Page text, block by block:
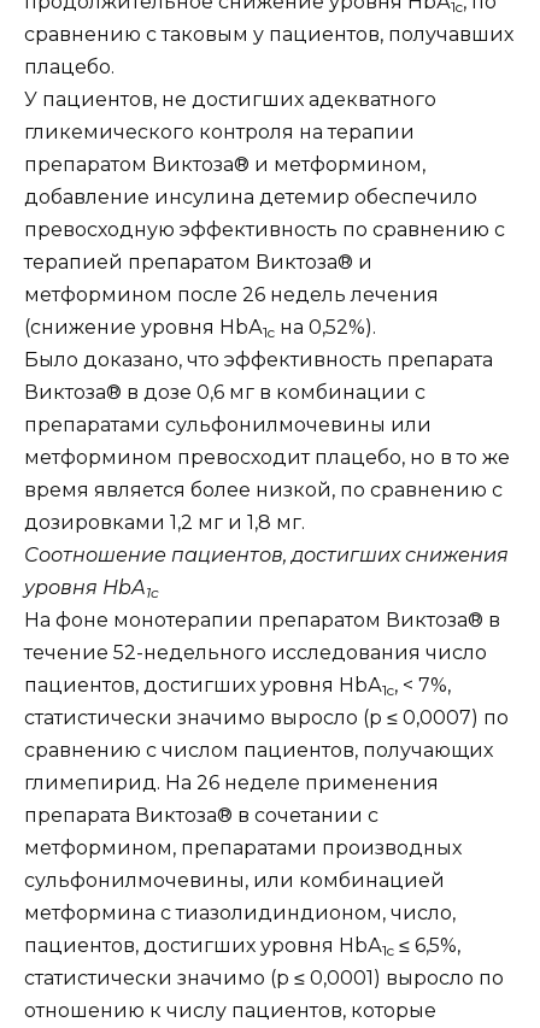
1c
сравнению с таковым у пациентов, получавших
плацебо.
У пациентов, не достигших адекватного
гликемического контроля на терапии
препаратом Виктоза® и метформином,
добавление инсулина детемир обеспечило
превосходную эффективность по сравнению с
терапией препаратом Виктоза® и
метформином после 26 недель лечения
(снижение уровня НbА1c на 0,52%).
Было доказано, что эффективность препарата
Виктоза® в дозе 0,6 мг в комбинации с
препаратами сульфонилмочевины или
метформином превосходит плацебо, но в то же
время является более низкой, по сравнению с
дозировками 1,2 мг и 1,8 мг.
Соотношение пациентов, достигших снижения
уровня НbА1c
На фоне монотерапии препаратом Виктоза® в
течение 52-недельного исследования число
пациентов, достигших уровня НbА1c, < 7%,
статистически значимо выросло (p ≤ 0,0007) по
сравнению с числом пациентов, получающих
глимепирид. На 26 неделе применения
препарата Виктоза® в сочетании с
метформином, препаратами производных
сульфонилмочевины, или комбинацией
метформина с тиазолидиндионом, число,
пациентов, достигших уровня НbА1c ≤ 6,5%,
статистически значимо (р ≤ 0,0001) выросло по
отношению к числу пациентов, которые